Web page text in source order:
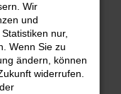
können:
deine
Wir
und
nur,
Wenn Sie zu
ändern, können
widerrufen.